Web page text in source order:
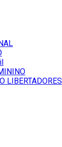
LIBERTADORES